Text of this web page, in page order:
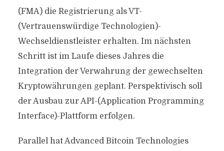
(FMA) die Registrierung als VT-
(Vertrauenswürdige Technologien)-
Wechseldienstleister erhalten. Im nächsten
Schritt ist im Laufe dieses Jahres die
Integration der Verwahrung der gewechselten
Kryptowährungen geplant. Perspektivisch soll
der Ausbau zur API-(Application Programming
Interface)-Plattform erfolgen.
Parallel hat Advanced Bitcoin Technologies